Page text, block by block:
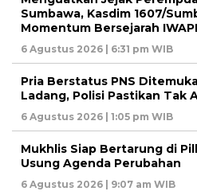
Sumbawa, Kasdim 1607/
Momentum Bersejarah IWAPI
6 Agustus 2026 | 6:31 pm WIB
Pria Berstatus PNS
Ladang, Polisi Pastikan Tak
6 Agustus 2026 | 1:05 pm WIB
Mukhlis Siap Bertarung di
Usung Agenda Perubahan
6 Agustus 2026 | 9:07 am WIB